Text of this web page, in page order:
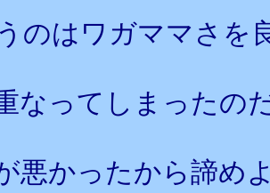
のはワガママさを
なってしまったの
悪かったから諦め